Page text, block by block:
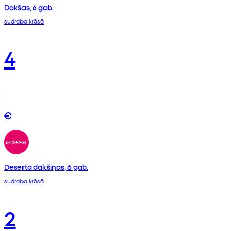
Dakšas, 6 gab.
sudraba krāsā
4
€
Deserta dakšiņas, 6 gab.
sudraba krāsā
2